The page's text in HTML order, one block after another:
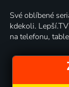
Své oblíbené
kdekoli.
na telefonu,